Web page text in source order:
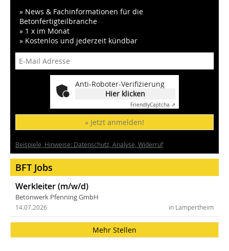
» News & Fachinformationen für die
Betonfertigteilbranche
» 1 x im Monat
» Kostenlos und jederzeit kündbar
Anti-Roboter-Verifizierung
Hier klicken
FriendlyCaptcha ⇗
» Jetzt anmelden!
Beispiele, Hinweise: Datenschutz, Analyse, Widerruf
BFT Jobs
Werkleiter (m/w/d)
Betonwerk Pfenning GmbH
in Lampertheim
14.07.2026
Mehr Stellen